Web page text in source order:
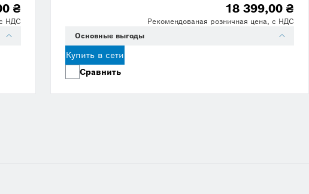
₴
НДС
18 399,00 ₴
Рекомендованая розничная цена, с НДС
Основные выгоды
Купить в сети
Сравнить